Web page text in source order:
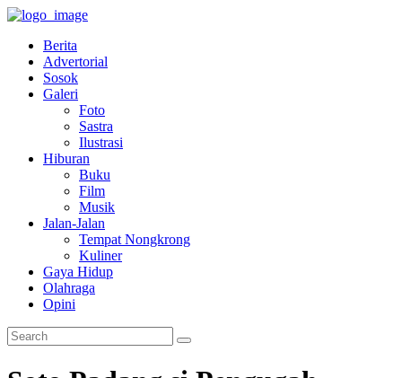
Berita
Advertorial
Sosok
Galeri
Foto
Sastra
Ilustrasi
Hiburan
Buku
Film
Musik
Jalan-Jalan
Tempat Nongkrong
Kuliner
Gaya Hidup
Olahraga
Opini